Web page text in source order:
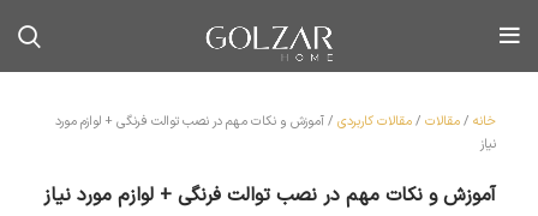
خانه /مقالات /مقالات کاربردی /آموزش و نکات مهم در نصب توالت فرنگی + لوازم مورد
نیاز
آموزش و نکات مهم در نصب توالت فرنگی + لوازم مورد نیاز